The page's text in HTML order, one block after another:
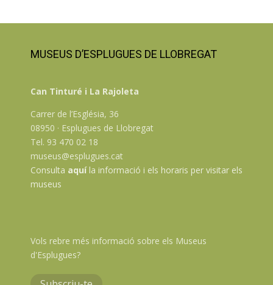
MUSEUS D’ESPLUGUES DE LLOBREGAT
Can Tinturé i La Rajoleta
Carrer de l’Església, 36
08950 · Esplugues de Llobregat
Tel. 93 470 02 18
museus@esplugues.cat
Consulta aquíla informació i els horaris per visitar els
museus
Vols rebre més informació sobre els Museus
d'Esplugues?